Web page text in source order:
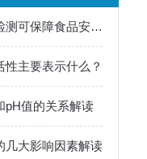
做好微生物活性检测可保障食品安全与质量
性主要表示什么？
pH值的关系解读
几大影响因素解读